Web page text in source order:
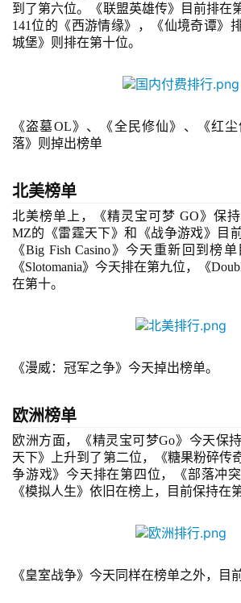
首
页
游
茶
原
创
游
机
游
戏
单
到了第六位。《联盟英雄传》目前排在
141位的《西游情缘》，《仙境奇谭》
城堡》则排在第十位。
《盗墓OL》、 《全民修仙》、
《红
落》则掉出榜单
北美榜单
北美榜单上，《精灵宝可梦 GO》保持
MZ的《雷霆天下》和《战争游戏》目
《Big Fish Casino》今天重新回到榜
《Slotomania》今天排在第九位，《
在第十。
《漫威：冠军之争》今天掉出榜单。
欧洲榜单
欧洲方面，《精灵宝可梦Go》今天保
天下》上升到了第二位，《糖果粉碎传
争游戏》今天排在第四位，《部落冲
《模拟人生》依旧在榜上，目前保持在
《皇室战争》今天同样在榜单之外，目